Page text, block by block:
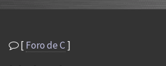
[Foro de C]